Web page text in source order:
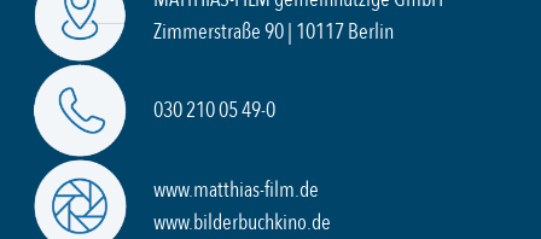
Zimmerstraße 90 | 10117 Berlin
030 210 05 49-0
www.matthias-film.de
www.bilderbuchkino.de